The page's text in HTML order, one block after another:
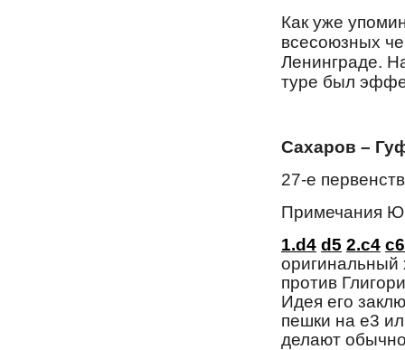
Как уже
всесоюзных
Ленинграде.
туре был
Сахаров –
27-е
Примечания
1.d4 d5 2.c4 c6
против
Идея его
пешки на e3
делают